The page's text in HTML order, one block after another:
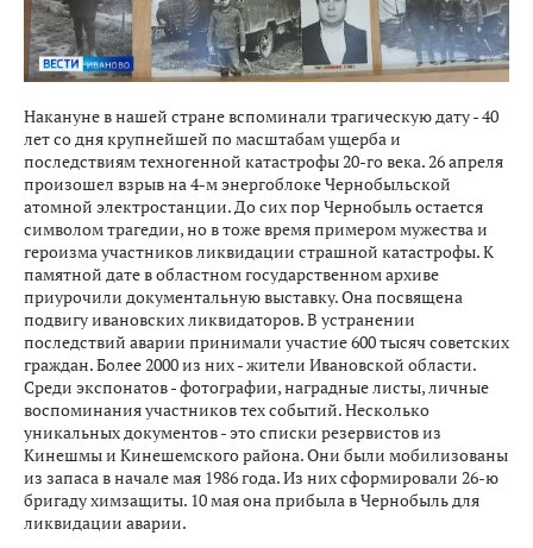
Накануне в нашей стране вспоминали трагическую дату - 40
лет со дня крупнейшей по масштабам ущерба и
последствиям техногенной катастрофы 20-го века. 26 апреля
произошел взрыв на 4-м энергоблоке Чернобыльской
атомной электростанции. До сих пор Чернобыль остается
символом трагедии, но в тоже время примером мужества и
героизма участников ликвидации страшной катастрофы. К
памятной дате в областном государственном архиве
приурочили документальную выставку. Она посвящена
подвигу ивановских ликвидаторов. В устранении
последствий аварии принимали участие 600 тысяч советских
граждан. Более 2000 из них - жители Ивановской области.
Среди экспонатов - фотографии, наградные листы, личные
воспоминания участников тех событий. Несколько
уникальных документов - это списки резервистов из
Кинешмы и Кинешемского района. Они были мобилизованы
из запаса в начале мая 1986 года. Из них сформировали 26-ю
бригаду химзащиты. 10 мая она прибыла в Чернобыль для
ликвидации аварии.